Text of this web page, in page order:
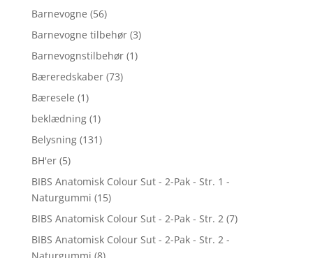
Barnevogne (56)
Barnevogne tilbehør (3)
Barnevognstilbehør (1)
Bæreredskaber (73)
Bæresele (1)
beklædning (1)
Belysning (131)
BH'er (5)
BIBS Anatomisk Colour Sut - 2-Pak - Str. 1 -
Naturgummi (15)
BIBS Anatomisk Colour Sut - 2-Pak - Str. 2 (7)
BIBS Anatomisk Colour Sut - 2-Pak - Str. 2 -